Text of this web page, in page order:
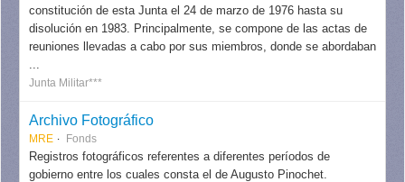
constitución de esta Junta el 24 de marzo de 1976 hasta su
disolución en 1983. Principalmente, se compone de las actas de
reuniones llevadas a cabo por sus miembros, donde se abordaban
...
Junta Militar***
Archivo Fotográfico
MRE Fonds
Registros fotográficos referentes a diferentes períodos de
gobierno entre los cuales consta el de Augusto Pinochet.